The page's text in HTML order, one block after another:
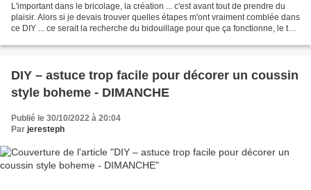
L'important dans le bricolage, la création ... c'est avant tout de prendre du
plaisir. Alors si je devais trouver quelles étapes m'ont vraiment comblée dans
ce DIY ... ce serait la recherche du bidouillage pour que ça fonctionne, le test
DIY – astuce trop facile pour décorer un coussin
style boheme - DIMANCHE
Publié le 30/10/2022 à 20:04
Par jeresteph